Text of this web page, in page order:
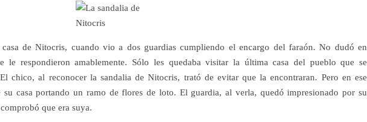
de Nitocris, cuando vio a dos guardias cumpliendo el encargo del faraón. No dudó en
le respondieron amablemente. Sólo les quedaba visitar la última casa del pueblo que se
chico, al reconocer la sandalia de Nitocris, trató de evitar que la encontraran. Pero en ese
su casa portando un ramo de flores de loto. El guardia, al verla, quedó impresionado por su
que era suya.